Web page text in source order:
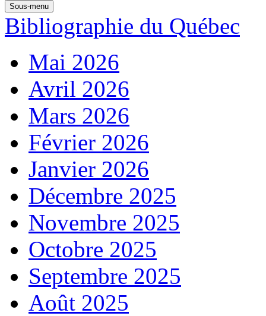
Sous-menu
Bibliographie du Québec
Mai 2026
Avril 2026
Mars 2026
Février 2026
Janvier 2026
Décembre 2025
Novembre 2025
Octobre 2025
Septembre 2025
Août 2025